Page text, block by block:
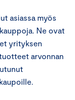
asiassa myös
Ne ovat
yrityksen
arvonnan